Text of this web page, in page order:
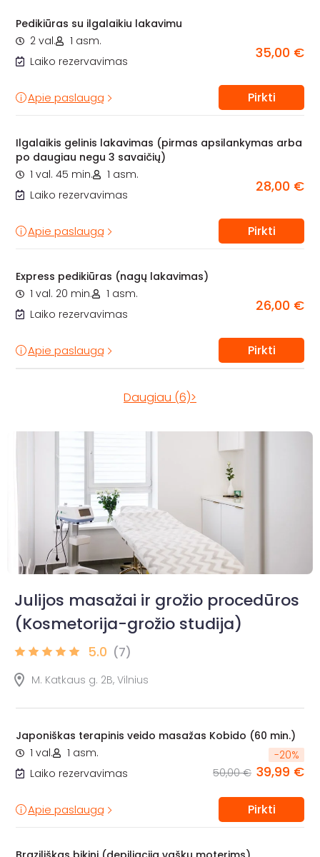
Pedikiūras su ilgalaikiu lakavimu
2 val.
1 asm.
Laiko rezervavimas
35,00 €
Apie paslaugą Pirkti
Ilgalaikis gelinis lakavimas (pirmas apsilankymas arba
po daugiau negu 3 savaičių)
1 val. 45 min.
1 asm.
Laiko rezervavimas
28,00 €
Apie paslaugą Pirkti
Express pedikiūras (nagų lakavimas)
1 val. 20 min.
1 asm.
Laiko rezervavimas
26,00 €
Apie paslaugą Pirkti
Daugiau (6)>
Julijos masažai ir grožio procedūros
(Kosmetorija-grožio studija)
5.0 (7)
M. Katkaus g. 2B, Vilnius
Japoniškas terapinis veido masažas Kobido (60 min.)
1 val.
1 asm.
Laiko rezervavimas
-20%
50,00 € 39,99 €
Apie paslaugą Pirkti